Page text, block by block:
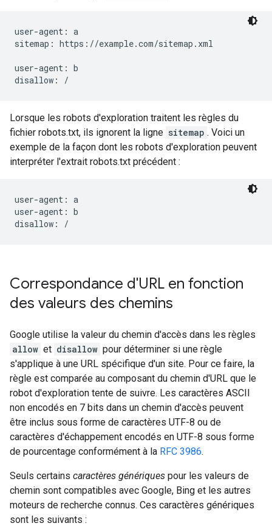
user-agent: a
sitemap: https://example.com/sitemap.xml
user-agent: b
disallow: /
Lorsque les robots d'exploration traitent les règles du
fichier robots.txt, ils ignorent la ligne sitemap . Voici un
exemple de la façon dont les robots d'exploration peuvent
interpréter l'extrait robots.txt précédent :
user-agent: a
user-agent: b
disallow: /
Correspondance d'URL en fonction
des valeurs des chemins
Google utilise la valeur du chemin d'accès dans les règles
allow et disallow pour déterminer si une règle
s'applique à une URL spécifique d'un site. Pour ce faire, la
règle est comparée au composant du chemin d'URL que le
robot d'exploration tente de suivre. Les caractères ASCII
non encodés en 7 bits dans un chemin d'accès peuvent
être inclus sous forme de caractères UTF-8 ou de
caractères d'échappement encodés en UTF-8 sous forme
de pourcentage conformément à la RFC 3986.
Seuls certains caractères génériques pour les valeurs de
chemin sont compatibles avec Google, Bing et les autres
moteurs de recherche connus. Ces caractères génériques
sont les suivants :